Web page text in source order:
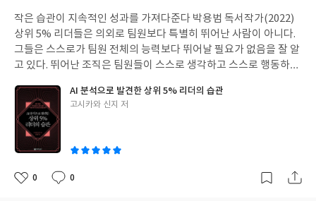
절박한 상황이 되었을 때, 성공이 이루어지게 된다. 부자가 되려는
것은 결과물이 아니다. 생활의 습관으로 나타나는 것이다. 돈을 어떻
게 벌고 어떻게 사용할 것인가 하는 문제는 개개인의 가치관과 연관
이 있다. 돈이 인생의 전부는 아니지만 돈에 치이지 않는 생활을 하
습관을 가져라. 그리고 시간, 돈, 에너지를 효율적으로 배분하라. 사
회적 지위보다 경제적 독립을 중요시하라. 새로운 시장 기회에 대해
적극적으로 공략하라. 자영업이나 전문직에 종사하라. 자본주의 사
회에서 돈이 돈을 벌게 하는 시스템을 구축하고자 노력해야 한다. 2
무너지지 않을 것이다. 자본주의 사회에서는 자본가로 살아남아야
는 이 없는 사막에 피어난 꽃과 같다. 고통을 극복하고 새로운 성취
를 이룰 때 우리의 뇌에서는 도파민이란 호르몬이 분비된다. 이는 쾌
감을 만들어 내는 뇌내 물질로 큰 고통을 극복했을 때 더 많이 분비
된다. 그래서 이를 경험한 사람들은 더 강도 높은 고통도 마다하지
않는다. 운동선수나 예술가뿐만 아니라 공부하는 학생도 이런 과정
을 기꺼이 즐긴다면, 이를 통해 더 높은 성취를 이룰 수 있다. 공부는
어렵지만, 우리의 뇌는 공부를 즐길 수 있도록 설계되어 있다. 탈무
드는 오래전부터 이와 같은 이치를 알고 전해오고 있다. 지혜야말로
인생을 값지게 만들어 주는 소중한 가치이다. 하루 공부하지 않으면
을 되찾기 위해서는 나흘이 걸린다. 1년 공부하지 않으면 그것을 되
일
작은 습관이 지속적인 성과를 가져다준다 박용범 독서작가(2022)
상위 5% 리더들은 의외로 팀원보다 특별히 뛰어난 사람이 아니다.
그들은 스스로가 팀원 전체의 능력보다 뛰어날 필요가 없음을 잘 알
고 있다. 뛰어난 조직은 팀원들이 스스로 생각하고 스스로 행동하는
오히려 팀 전체를 잘 운영해서 팀원들의 능력을 높이는 것이 더 중요
하다는 것을 안다. 팀원들이 가진 재능을 잘 파악하여 그들만의 남다
른 재능을 팀 내에서 부각시키는 것이 리더의 역할이다. 그들은 의외
로 과감한 결단을 좋아하지 않는다. 그들은 더 많은 의사결정을 내려
야 하지만 어떤 일을 하겠다는 결정과 함께 하지 않겠다는 결정을 동
시에 한다. 변수가 발생할 수 있는 상황을 감안해서 결정을 내리는
AI 분석으로 발견한 상위 5% 리더의 습관
글
고시카와 신지 저
좋
0
댓
0
작